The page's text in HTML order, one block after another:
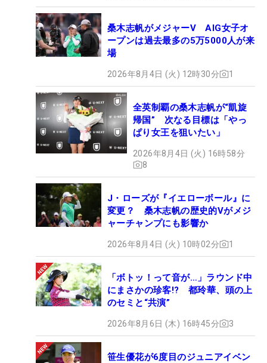
桑木志帆がメジャーV AIG女子オ
ープンは過去最多の5万5000人が来
場
2026年8月4日 (火) 12時30分 1
全英制覇の桑木志帆が“凱旋
帰国” 次なる目標は「やっ
ぱり女王を狙いたい」
2026年8月4日 (火) 16時58分
8
J・ローズが『イエローボール』に
変更？ 桑木志帆の歴史的Vがメジ
ャーチャンプにも影響か
2026年8月4日 (火) 10時02分 1
「ボトッ！って音が…」ラウンド中
にまさかの珍客!? 都玲華、頭の上
のセミと“共演”
2026年8月6日 (木) 16時45分 3
笹生優花が6度目のジュニアイベン